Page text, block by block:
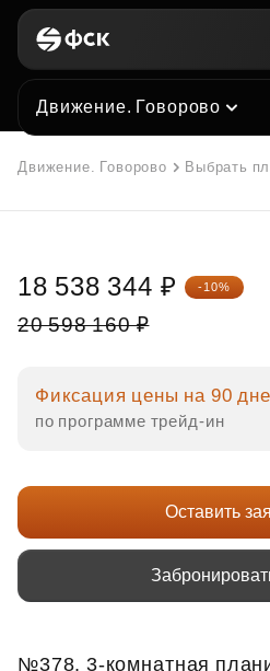
Движение. Говорово
Движение. Говорово Выбрать
20 598 160 ₽
18 538 344 ₽ -10%
Фиксация цены на 90
по программе трейд‑ин
Оставить
№378, 3-комнатная